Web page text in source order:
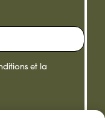
et la